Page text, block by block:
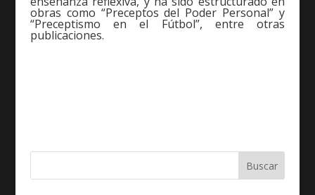
obras como “Preceptos del Poder Personal” y
“Preceptismo en el Fútbol”, entre otras
publicaciones.
Buscar